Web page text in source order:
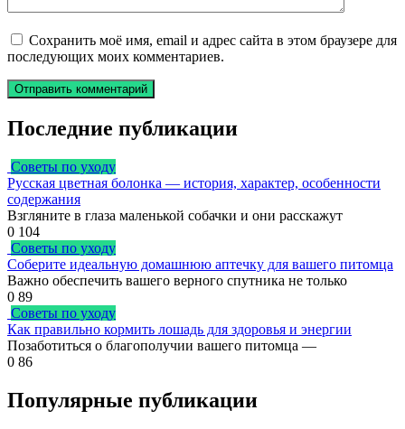
Сохранить моё имя, email и адрес сайта в этом браузере для
последующих моих комментариев.
Последние публикации
Советы по уходу
Русская цветная болонка — история, характер, особенности
содержания
Взгляните в глаза маленькой собачки и они расскажут
0 104
Советы по уходу
Соберите идеальную домашнюю аптечку для вашего питомца
Важно обеспечить вашего верного спутника не только
0 89
Советы по уходу
Как правильно кормить лошадь для здоровья и энергии
Позаботиться о благополучии вашего питомца —
0 86
Популярные публикации